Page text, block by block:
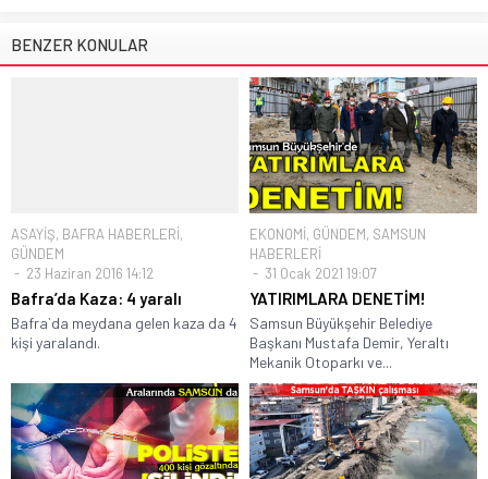
BENZER KONULAR
ASAYİŞ, BAFRA HABERLERİ,
GÜNDEM
23 Haziran 2016 14:12
Bafra’da Kaza: 4 yaralı
Bafra`da meydana gelen kaza da 4
kişi yaralandı.
EKONOMİ, GÜNDEM, SAMSUN
HABERLERİ
31 Ocak 2021 19:07
YATIRIMLARA DENETİM!
Samsun Büyükşehir Belediye
Başkanı Mustafa Demir, Yeraltı
Mekanik Otoparkı ve...